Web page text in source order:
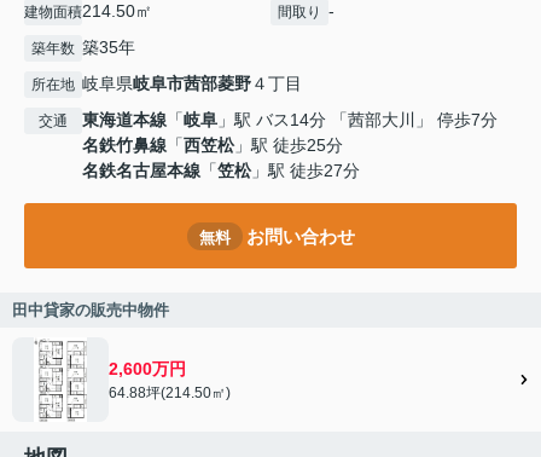
建物面積214.50㎡ 間取り -
築年数 築35年
所在地 岐阜県岐阜市茜部菱野４丁目
交通 東海道本線 「岐阜 」駅 バス14分 「茜部大川」 停歩7分
名鉄竹鼻線 「西笠松」駅 徒歩25分
名鉄名古屋本線 「笠松」駅 徒歩27分
無料 お問い合わせ
田中貸家の販売中物件
2,600万円
64.88坪(214.50㎡)